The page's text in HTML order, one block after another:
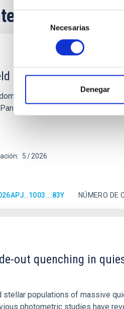
Selección
consentimiento
Necesarias
Denegar
Alignment with
model of star
et al. showed instead,
5 2026
NÚMERO DE
out quenching in
stellar populations of massive
photometric studies have